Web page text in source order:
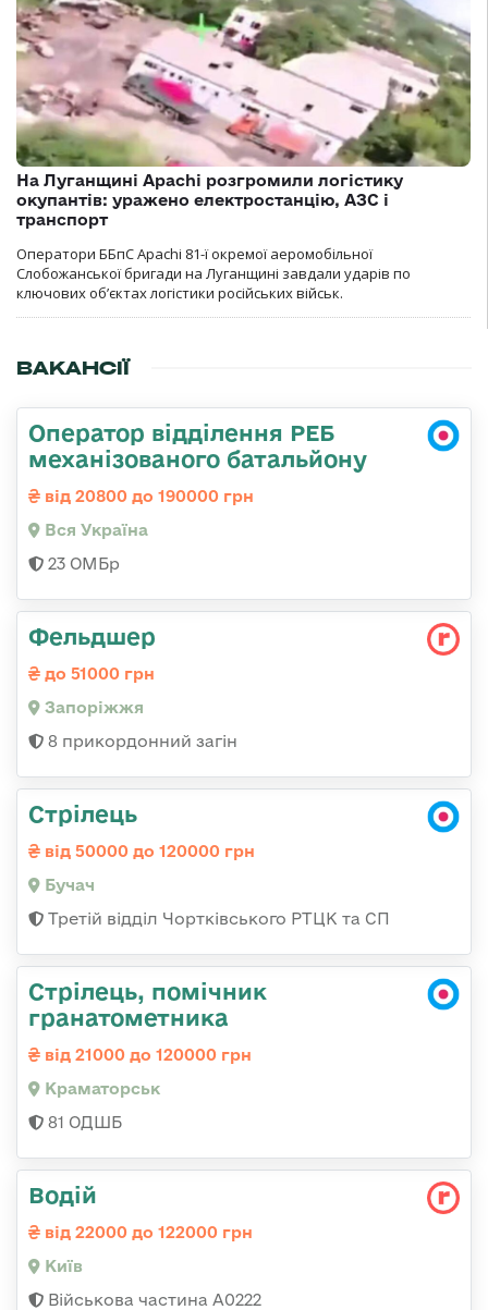
На Луганщині Apachi розгромили логістику
окупантів: уражено електростанцію, АЗС і
транспорт
Оператори ББпС Apachi 81-ї окремої аеромобільної
Слобожанської бригади на Луганщині завдали ударів по
ключових об’єктах логістики російських військ.
ВАКАНСІЇ
Оператор відділення РЕБ
механізованого батальйону
від 20800 до 190000 грн
Вся Україна
23 ОМБр
Фельдшер
до 51000 грн
Запоріжжя
8 прикордонний загін
Стрілець
від 50000 до 120000 грн
Бучач
Третій відділ Чортківського РТЦК та СП
Стрілець, помічник
гранатометника
від 21000 до 120000 грн
Краматорськ
81 ОДШБ
Водій
від 22000 до 122000 грн
Київ
Військова частина А0222